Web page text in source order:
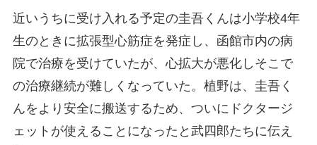
近いうちに受け入れる予定の圭吾くんは小学校4年
生のときに拡張型心筋症を発症し、函館市内の病
院で治療を受けていたが、心拡大が悪化しそこで
の治療継続が難しくなっていた。植野は、圭吾く
んをより安全に搬送するため、ついにドクタージ
ェットが使えることになったと武四郎たちに伝え